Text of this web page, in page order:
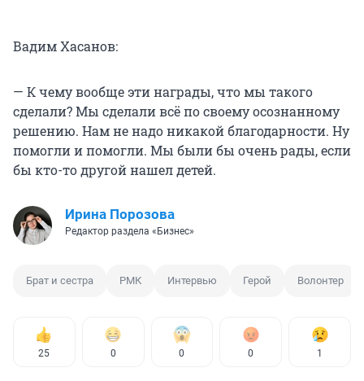
Вадим Хасанов:
— К чему вообще эти награды, что мы такого
сделали? Мы сделали всё по своему осознанному
решению. Нам не надо никакой благодарности. Ну
помогли и помогли. Мы были бы очень рады, если
бы кто-то другой нашел детей.
Ирина Порозова
Редактор раздела «Бизнес»
Брат и сестра РМК Интервью Герой Волонтер
25 0 0 0 1